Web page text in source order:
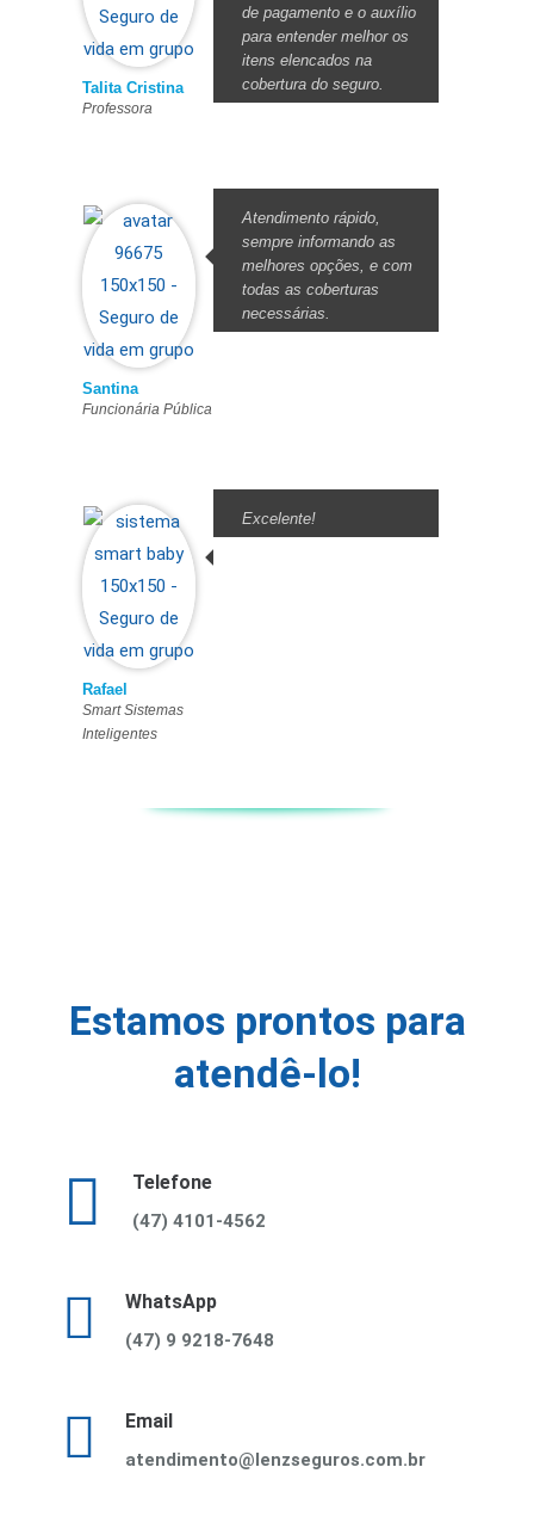
Talita Cristina
Professora
de pagamento e o auxílio
para entender melhor os
itens elencados na
cobertura do seguro.
Santina
Funcionária Pública
Atendimento rápido,
sempre informando as
melhores opções, e com
todas as coberturas
necessárias.
Rafael
Smart Sistemas
Inteligentes
Excelente!
Estamos prontos para
atendê-lo!
Telefone
(47) 4101-4562
WhatsApp
(47) 9 9218-7648
Email
atendimento@lenzseguros.com.br